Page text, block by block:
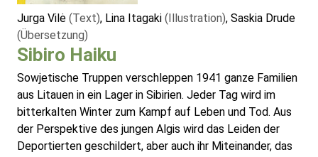
Jurga Vilė (Text), Lina Itagaki (Illustration), Saskia Drude
(Übersetzung)
Sibiro Haiku
Sowjetische Truppen verschleppen 1941 ganze Familien
aus Litauen in ein Lager in Sibirien. Jeder Tag wird im
bitterkalten Winter zum Kampf auf Leben und Tod. Aus
der Perspektive des jungen Algis wird das Leiden der
Deportierten geschildert, aber auch ihr Miteinander, das